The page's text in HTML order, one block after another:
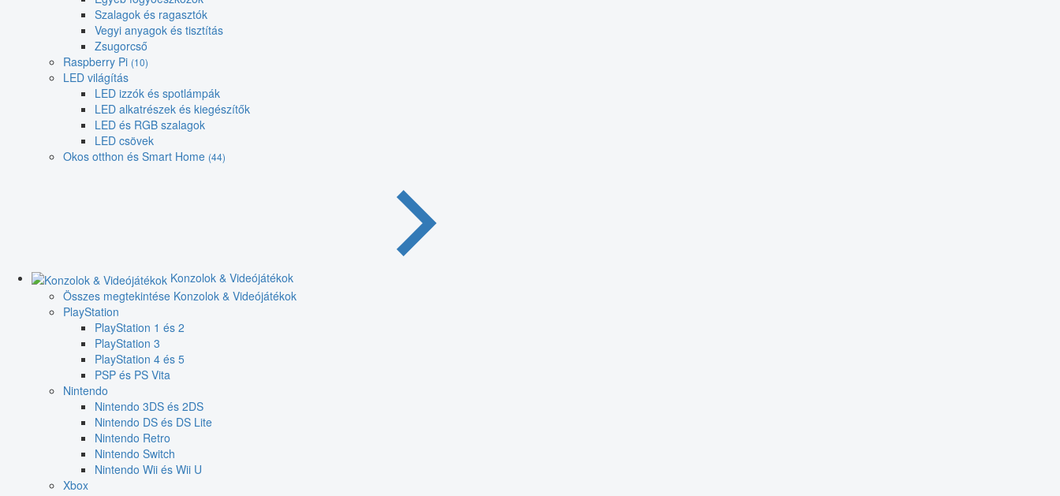
Szalagok és ragasztók
Vegyi anyagok és tisztítás
Zsugorcső
Raspberry Pi (10)
LED világítás
LED izzók és spotlámpák
LED alkatrészek és kiegészítők
LED és RGB szalagok
LED csövek
Okos otthon és Smart Home (44)
Konzolok & Videójátékok
Összes megtekintése Konzolok & Videójátékok
PlayStation
PlayStation 1 és 2
PlayStation 3
PlayStation 4 és 5
PSP és PS Vita
Nintendo
Nintendo 3DS és 2DS
Nintendo DS és DS Lite
Nintendo Retro
Nintendo Switch
Nintendo Wii és Wii U
Xbox